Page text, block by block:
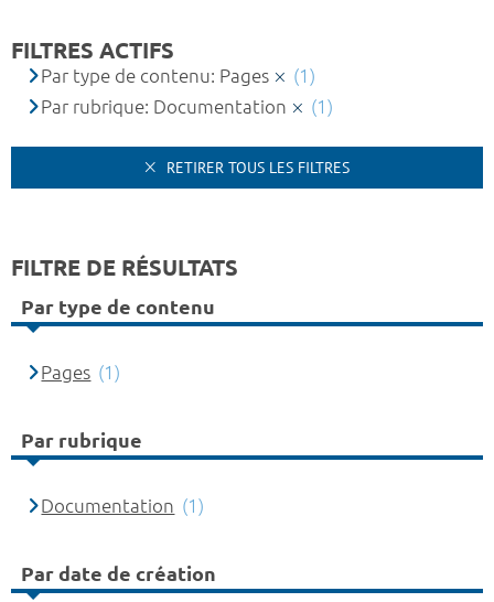
FILTRES ACTIFS
Par type de contenu: Pages
(1)
Par rubrique: Documentation
(1)
RETIRER TOUS LES FILTRES
FILTRE DE RÉSULTATS
Par type de contenu
Pages (1)
Par rubrique
Documentation (1)
Par date de création